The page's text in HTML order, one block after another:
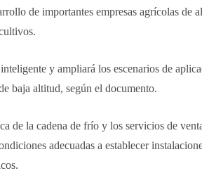
de importantes empresas agrícolas de
y ampliará los escenarios de
baja altitud, según el documento.
de la cadena de frío y los servicios de
adecuadas a establecer